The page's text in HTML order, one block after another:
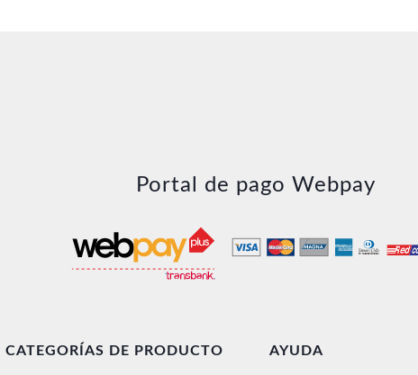
Portal de pago Webpay
CATEGORÍAS DE PRODUCTO AYUDA